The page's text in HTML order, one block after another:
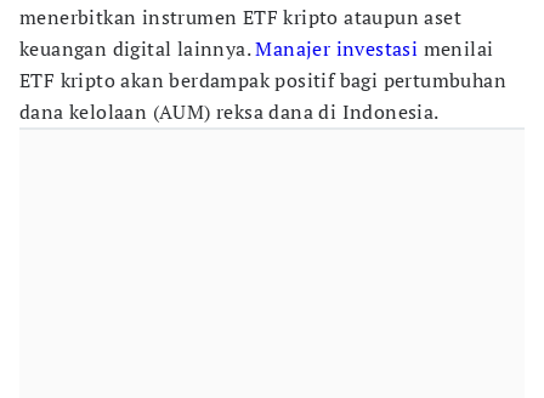
menerbitkan instrumen ETF kripto ataupun aset
keuangan digital lainnya.Manajer investasi menilai
ETF kripto akan berdampak positif bagi pertumbuhan
dana kelolaan (AUM) reksa dana di Indonesia.